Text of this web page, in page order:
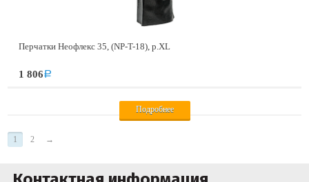
Перчатки Неофлекс 35, (NP-T-18), р.XL
1 806a
Подробнее
1 2 →